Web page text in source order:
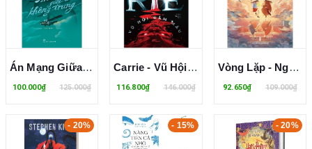
Án Mạng Giữa Không Trung (Agatha Christie)
100.000₫ 125.000₫
Carrie - Vũ Hội Đẫm Máu - Stephen King
116.800₫ 146.000₫
Vòng Lặp - Nguyễn Hoàng Nguyên
92.650₫ 109.000₫
- 20% - 15% - 20%